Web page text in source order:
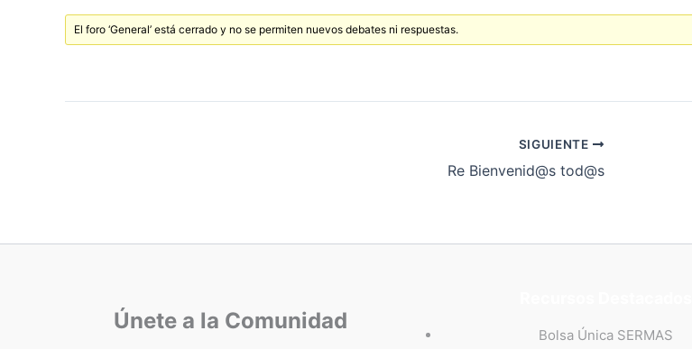
El foro ‘General’ está cerrado y no se permiten nuevos debates ni respuestas.
SIGUIENTE
Re Bienvenid@s tod@s
Únete a la Comunidad
Bolsa Única SERMAS